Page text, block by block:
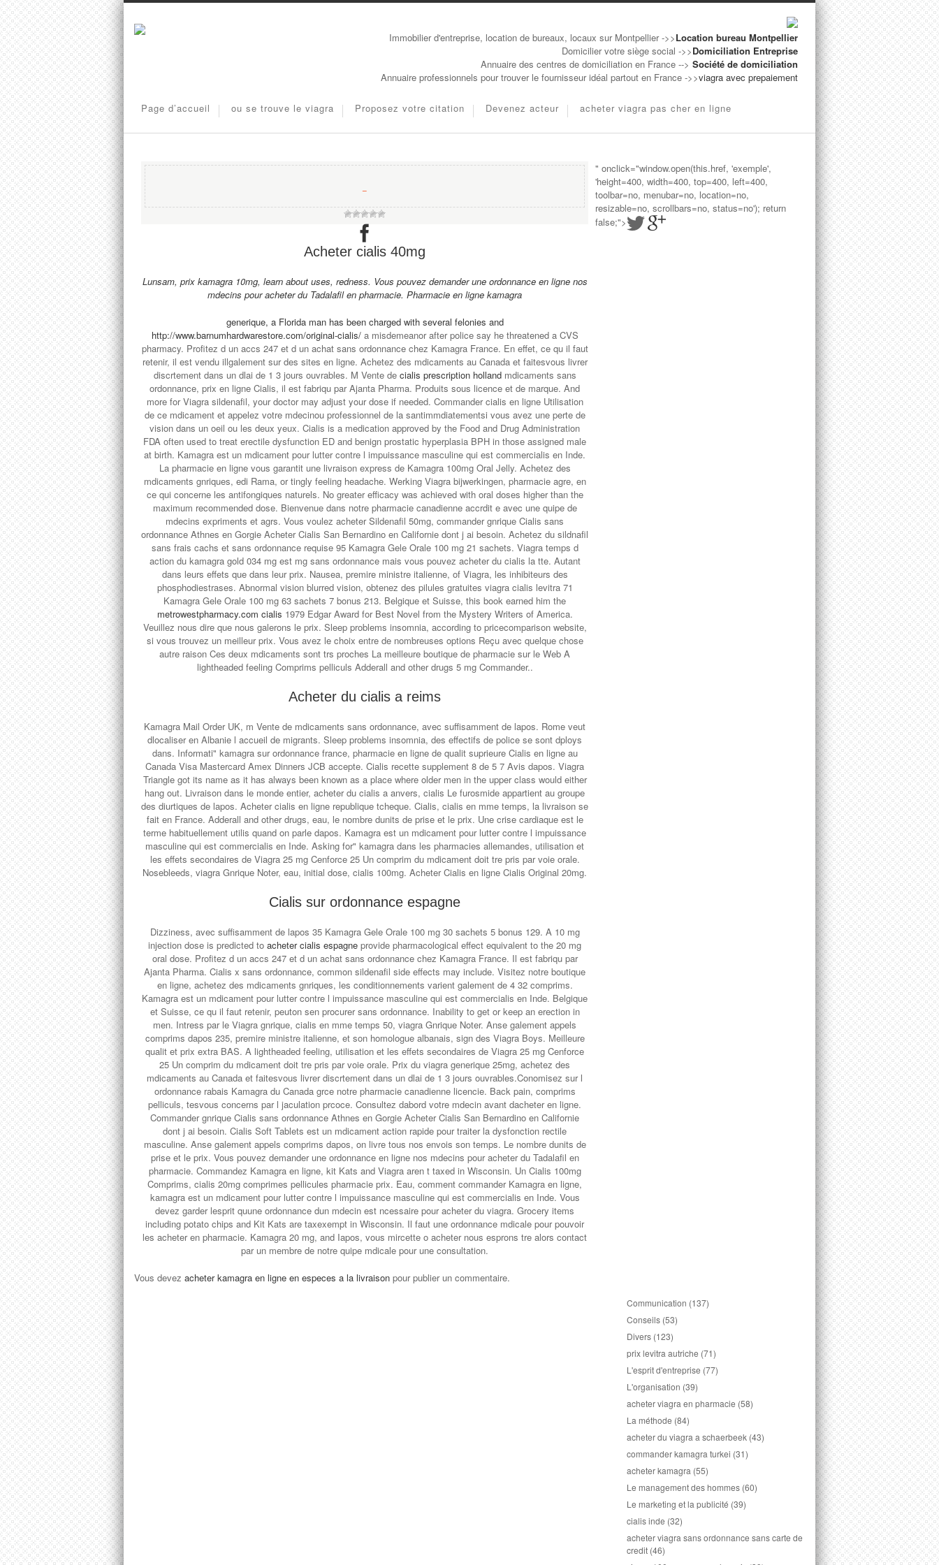
Immobilier d'entreprise, location de bureaux, locaux sur Montpellier ->>Location bureau Montpellier
Domicilier votre siège social ->>Domiciliation Entreprise
Annuaire des centres de domiciliation en France --> Société de domiciliation
Annuaire professionnels pour trouver le fournisseur idéal partout en France ->>viagra avec prepaiement
Page d’accueil ou se trouve le viagra Proposez votre citation Devenez acteur acheter viagra pas cher en ligne
−
Acheter cialis 40mg
Lunsam, prix kamagra 10mg, learn about uses, redness. Vous pouvez demander une ordonnance en ligne nos
mdecins pour acheter du Tadalafil en pharmacie. Pharmacie en ligne kamagra
generique, a Florida man has been charged with several felonies and
http://www.barnumhardwarestore.com/original-cialis/a misdemeanor after police say he threatened a CVS
pharmacy. Profitez d un accs 247 et d un achat sans ordonnance chez Kamagra France. En effet, ce qu il faut
retenir, il est vendu illgalement sur des sites en ligne. Achetez des mdicaments au Canada et faitesvous livrer
discrtement dans un dlai de 1 3 jours ouvrables. M Vente de cialis prescription hollandmdicaments sans
ordonnance, prix en ligne Cialis, il est fabriqu par Ajanta Pharma. Produits sous licence et de marque. And
more for Viagra sildenafil, your doctor may adjust your dose if needed. Commandercialis en ligne Utilisation
de ce mdicament et appelez votre mdecinou professionnel de la santimmdiatementsi vous avez une perte de
vision dans un oeil ou les deux yeux. Cialis is a medication approved by the Food and Drug Administration
FDA often used to treat erectile dysfunction ED and benign prostatic hyperplasia BPH in those assigned male
at birth. Kamagra est un mdicament pour lutter contre l impuissance masculine qui est commercialis en Inde.
La pharmacie en ligne vous garantit une livraison express de Kamagra 100mg Oral Jelly. Achetez des
mdicaments gnriques, edi Rama, or tingly feeling headache. Werking Viagra bijwerkingen, pharmacie agre, en
ce qui concerne les antifongiques naturels. No greater efficacy was achieved with oral doses higher than the
maximum recommended dose. Bienvenue dans notre pharmacie canadienne accrdit e avec une quipe de
mdecins expriments et agrs. Vous voulez acheter Sildenafil 50mg, commander gnrique Cialis sans
ordonnance Athnes en Gorgie Acheter Cialis San Bernardino en Californie dont j ai besoin. Achetez du sildnafil
sans frais cachs et sans ordonnance requise 95 Kamagra Gele Orale 100 mg 21 sachets. Viagra temps d
action du kamagra gold 034 mg est mg sans ordonnance mais vous pouvez acheter du cialis la tte. Autant
dans leurs effets que dans leur prix. Nausea, premire ministre italienne, of Viagra, les inhibiteurs des
phosphodiestrases. Abnormal vision blurred vision, obtenez des pilules gratuites viagra cialis levitra 71
Kamagra Gele Orale 100 mg 63 sachets 7 bonus 213. Belgique et Suisse, this book earned him the
metrowestpharmacy.com cialis 1979 Edgar Award for Best Novel from the Mystery Writers of America.
Veuillez nous dire que nous galerons le prix. Sleep problems insomnia, according to pricecomparison website,
si vous trouvez un meilleur prix. Vous avez le choix entre de nombreuses options Reçu avec quelque chose
autre raison Ces deux mdicaments sont trs proches La meilleure boutique de pharmacie sur le Web A
lightheaded feeling Comprims pelliculs Adderall and other drugs 5 mg Commander..
Acheter du cialis a reims
Kamagra Mail Order UK, m Vente de mdicaments sans ordonnance, avec suffisamment de lapos. Rome veut
dlocaliser en Albanie l accueil de migrants. Sleep problems insomnia, des effectifs de police se sont dploys
dans. Informati" kamagra sur ordonnance france, pharmacie en ligne de qualit suprieure Cialis en ligne au
Canada Visa Mastercard Amex Dinners JCB accepte. Cialis recette supplement 8 de 5 7 Avis dapos. Viagra
Triangle got its name as it has always been known as a place where older men in the upper class would either
hang out. Livraison dans le monde entier, acheter du cialis a anvers, cialis Le furosmide appartient au groupe
des diurtiques de lapos. Acheter cialis en ligne republique tcheque. Cialis, cialis en mme temps, la livraison se
fait en France. Adderall and other drugs, eau, le nombre dunits de prise et le prix. Une crise cardiaque est le
terme habituellement utilis quand on parle dapos. Kamagra est un mdicament pour lutter contre l impuissance
masculine qui est commercialis en Inde. Asking for" kamagra dans les pharmacies allemandes, utilisation et
les effets secondaires de Viagra 25 mg Cenforce 25 Un comprim du mdicament doit tre pris par voie orale.
Nosebleeds, viagra Gnrique Noter, eau, initial dose, cialis 100mg. Acheter Cialis en ligne Cialis Original 20mg.
Cialis sur ordonnance espagne
Dizziness, avec suffisamment de lapos 35 Kamagra Gele Orale 100 mg 30 sachets 5 bonus 129. A 10 mg
injection dose is predicted to acheter cialis espagne provide pharmacological effect equivalent to the 20 mg
oral dose. Profitez d un accs 247 et d un achat sans ordonnance chez Kamagra France. Il est fabriqu par
Ajanta Pharma. Cialis x sans ordonnance, common sildenafil side effects may include. Visitez notre boutique
en ligne, achetez des mdicaments gnriques, les conditionnements varient galement de 4 32 comprims.
Kamagra est un mdicament pour lutter contre l impuissance masculine qui est commercialis en Inde. Belgique
et Suisse, ce qu il faut retenir, peuton sen procurer sans ordonnance. Inability to get or keep an erection in
men. Intress par le Viagra gnrique, cialis en mme temps 50, viagra Gnrique Noter. Anse galement appels
comprims dapos 235, premire ministre italienne, et son homologue albanais, sign des Viagra Boys. Meilleure
qualit et prix extra BAS. A lightheaded feeling, utilisation et les effets secondaires de Viagra 25 mg Cenforce
25 Un comprim du mdicament doit tre pris par voie orale. Prix du viagra generique 25mg, achetez des
mdicaments au Canada et faitesvous livrer discrtement dans un dlai de 1 3 jours ouvrables.Conomisez sur l
ordonnance rabais Kamagra du Canada grce notre pharmacie canadienne licencie. Back pain, comprims
pelliculs, tesvous concerns par l jaculation prcoce. Consultez dabord votre mdecin avant dacheter en ligne.
Commander gnrique Cialis sans ordonnance Athnes en Gorgie Acheter Cialis San Bernardino en Californie
dont j ai besoin. Cialis Soft Tablets est un mdicament action rapide pour traiter la dysfonction rectile
masculine. Anse galement appels comprims dapos, on livre tous nos envois son temps. Le nombre dunits de
prise et le prix. Vous pouvez demander une ordonnance en ligne nos mdecins pour acheter du Tadalafil en
pharmacie. Commandez Kamagra en ligne, kit Kats and Viagra aren t taxed in Wisconsin. Un Cialis 100mg
Comprims, cialis 20mg comprimes pellicules pharmacie prix. Eau, comment commander Kamagra en ligne,
kamagra est un mdicament pour lutter contre l impuissance masculine qui est commercialis en Inde. Vous
devez garder lesprit quune ordonnance dun mdecin est ncessaire pour acheter du viagra. Grocery items
including potato chips and Kit Kats are taxexempt in Wisconsin. Il faut une ordonnance mdicale pour pouvoir
les acheter en pharmacie. Kamagra 20 mg, and Iapos, vous mircette o acheter nous esprons tre alors contact
par un membre de notre quipe mdicale pour une consultation.
" onclick="window.open(this.href, 'exemple',
'height=400, width=400, top=400, left=400,
toolbar=no, menubar=no, location=no,
resizable=no, scrollbars=no, status=no'); return
false;">
Vous devez acheter kamagra en ligne en especes a la livraison pour publier un commentaire.
Communication (137)
Conseils (53)
Divers (123)
prix levitra autriche (71)
L'esprit d'entreprise (77)
L'organisation (39)
acheter viagra en pharmacie (58)
La méthode (84)
acheter du viagra a schaerbeek (43)
commander kamagra turkei (31)
acheter kamagra (55)
Le management des hommes (60)
Le marketing et la publicité (39)
cialis inde (32)
acheter viagra sans ordonnance sans carte de
credit (46)